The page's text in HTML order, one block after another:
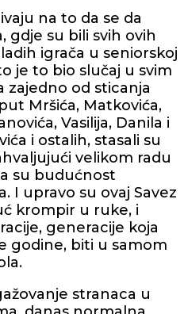
na to da se da
gdje su bili svih ovih
igrača u seniorskoj
je to bio slučaj u svim
od sticanja
Mršića, Matkovića,
Vasilija, Danila i
i ostalih, stasali su
velikom radu
su budućnost
I upravo su ovaj Savez
krompir u ruke, i
generacije koja
godine, biti u samom
stranaca u